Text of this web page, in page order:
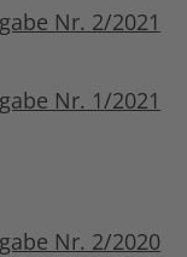
Nr. 2/2021
Nr. 1/2021
Nr. 2/2020